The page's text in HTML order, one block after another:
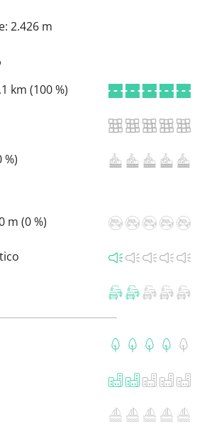
2.426 m
km (100 %)
%)
m (0 %)